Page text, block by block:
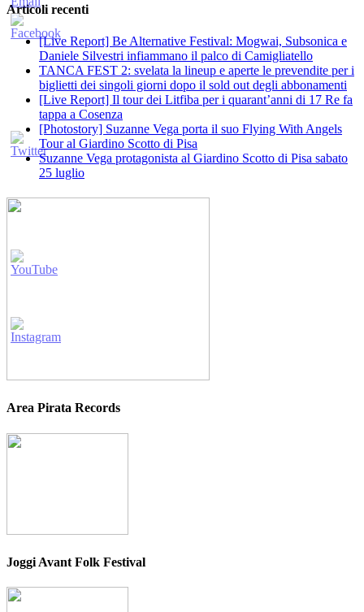
Articoli recenti
[Live Report] Be Alternative Festival: Mogwai, Subsonica e
Daniele Silvestri infiammano il palco di Camigliatello
TANCA FEST 2: svelata la lineup e aperte le prevendite per i
biglietti dei singoli giorni dopo il sold out degli abbonamenti
[Live Report] Il tour dei Litfiba per i quarant’anni di 17 Re fa
tappa a Cosenza
[Photostory] Suzanne Vega porta il suo Flying With Angels
Tour al Giardino Scotto di Pisa
Suzanne Vega protagonista al Giardino Scotto di Pisa sabato
25 luglio
Area Pirata Records
Joggi Avant Folk Festival